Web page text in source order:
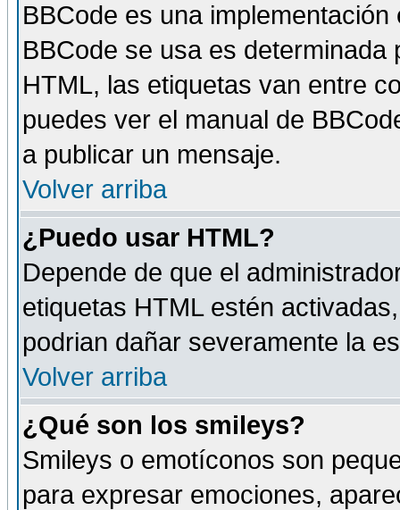
BBCode es una
BBCode se usa es
HTML, las etiquetas van entre
puedes ver el manual de
a publicar un mensaje.
Volver arriba
¿Puedo usar HTML?
Depende de que el
etiquetas HTML estén
podrian dañar severamente la
Volver arriba
¿Qué son los smileys?
Smileys o emotíconos son
para expresar emociones,